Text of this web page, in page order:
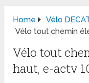
Home
Vélo
Vélo tout chemin
Vélo tout
haut, e-actv